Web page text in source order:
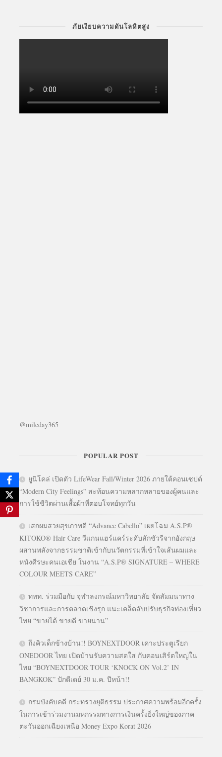
ภัยเงียบความดันโลหิตสูง
@mileday365
POPULAR POST
ยูนิโคล่ เปิดตัว LifeWear Fall/Winter 2026 ภายใต้คอนเซปต์
“Modern City Feelings” สะท้อนความหลากหลายของผู้คนและ
การใช้ชีวิตผ่านเสื้อผ้าที่ตอบโจทย์ทุกวัน
เสกผมสวยสุขภาพดี “Advance Cabello” เผยโฉม A.S.P®
KITOKO® Hair Care วีแกนแฮร์แคร์ระดับลักชัวรีจากอังกฤษ
ผสานพลังจากธรรมชาติเข้ากับนวัตกรรมที่เข้าใจเส้นผมและ
หนังศีรษะคนเอเชีย ในงาน “A.S.P® SIGNATURE – WHERE
COLOUR MEETS CARE”
ททท. ร่วมมือกับ จุฬาลงกรณ์มหาวิทยาลัย จัดสัมมนาทาง
วิชาการและการตลาดเชิงรุก แนะเคล็ดลับปรับธุรกิจท่องเที่ยว
ไทย “ขายได้ ขายดี ขายนาน”
ถึงคิวเด็กข้างบ้าน!! BOYNEXTDOOR เคาะประตูเรียก
ONEDOOR ไทย เปิดบ้านรับความสดใส กับคอนเสิร์ตใหญ่ใน
ไทย “BOYNEXTDOOR TOUR ‘KNOCK ON Vol.2’ IN
BANGKOK” ปักดีเดย์ 30 ม.ค. ปีหน้า!!
กรมบังคับคดี กระทรวงยุติธรรม ประกาศความพร้อมอีกครั้ง
ในการเข้าร่วมงานมหกรรมทางการเงินครั้งยิ่งใหญ่ของภาค
ตะวันออกเฉียงเหนือ Money Expo Korat 2026